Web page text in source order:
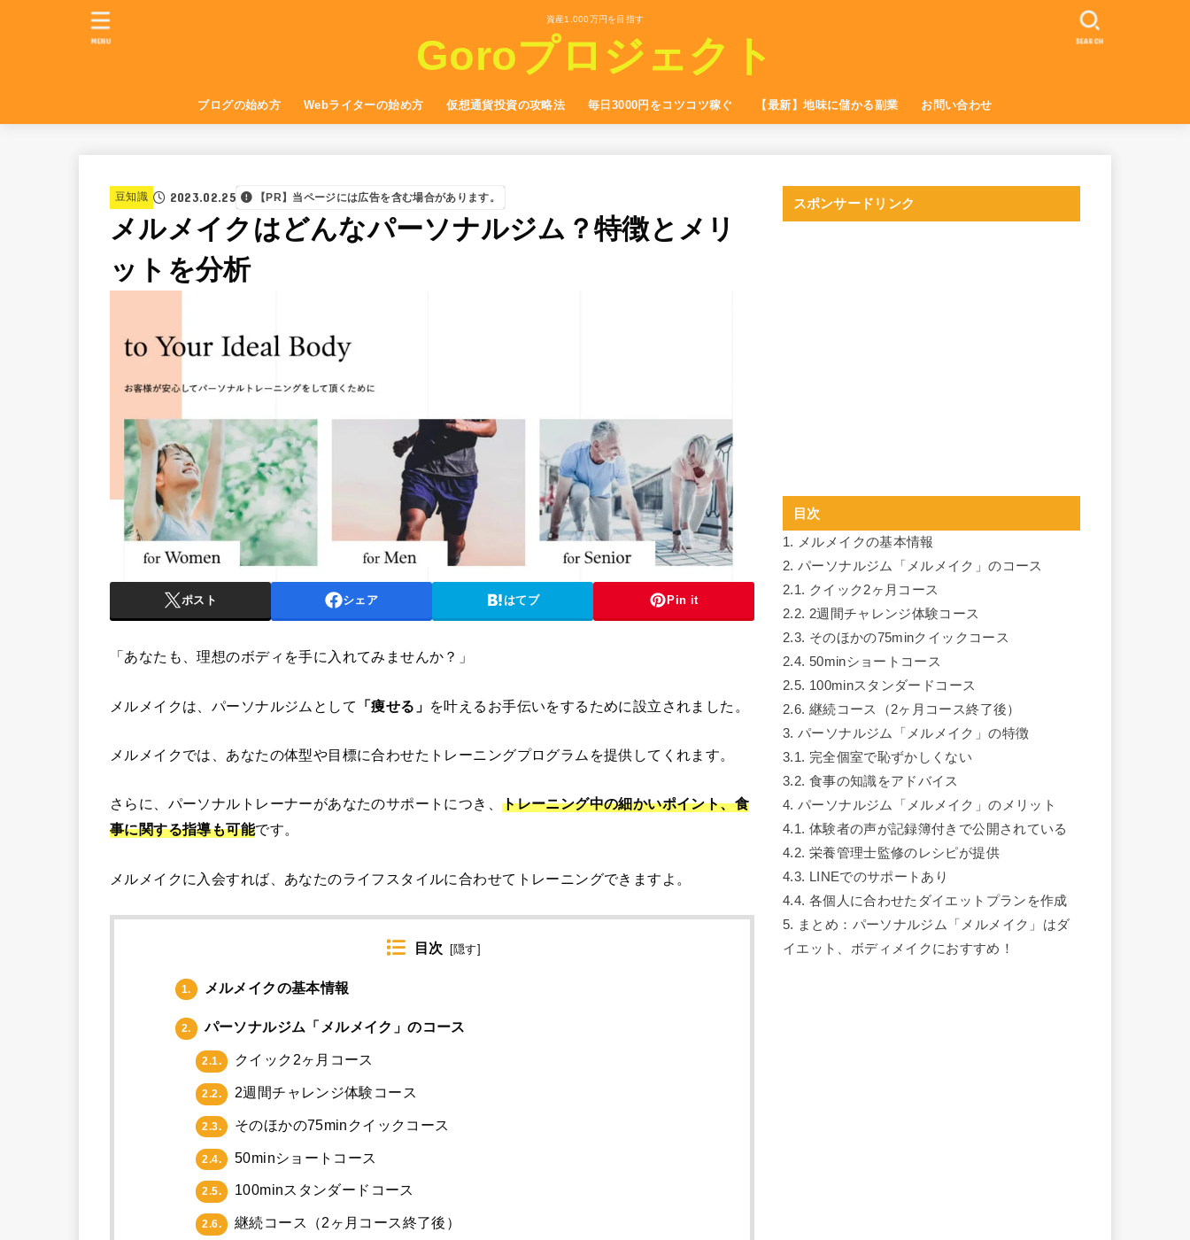
資産1,000万円を目指す
Goroプロジェクト
ブログの始め方 Webライターの始め方 仮想通貨投資の攻略法 毎日3000円をコツコツ稼ぐ 【最新】地味に儲かる副業 お問い合わせ
SEARCH
MENU
豆知識 2023.02.25 【PR】当ページには広告を含む場合があります。
メルメイクはどんなパーソナルジム？特徴とメリ
ットを分析
ポスト シェア はてブ Pin it
「あなたも、理想のボディを手に入れてみませんか？」
メルメイクは、パーソナルジムとして 「痩せる」 を叶えるお手伝いをするために設立されました。
メルメイクでは、あなたの体型や目標に合わせたトレーニングプログラムを提供してくれます。
さらに、パーソナルトレーナーがあなたのサポートにつき、トレーニング中の細かいポイント、食
事に関する指導も可能です。
メルメイクに入会すれば、あなたのライフスタイルに合わせてトレーニングできますよ。
目次 隠す
1. メルメイクの基本情報
2. パーソナルジム「メルメイク」のコース
2.1. クイック2ヶ月コース
2.2. 2週間チャレンジ体験コース
2.3. そのほかの75minクイックコース
2.4. 50minショートコース
2.5. 100minスタンダードコース
2.6. 継続コース（2ヶ月コース終了後）
スポンサードリンク
目次
1. メルメイクの基本情報
2. パーソナルジム「メルメイク」のコース
2.1. クイック2ヶ月コース
2.2. 2週間チャレンジ体験コース
2.3. そのほかの75minクイックコース
2.4. 50minショートコース
2.5. 100minスタンダードコース
2.6. 継続コース（2ヶ月コース終了後）
3. パーソナルジム「メルメイク」の特徴
3.1. 完全個室で恥ずかしくない
3.2. 食事の知識をアドバイス
4. パーソナルジム「メルメイク」のメリット
4.1. 体験者の声が記録簿付きで公開されている
4.2. 栄養管理士監修のレシピが提供
4.3. LINEでのサポートあり
4.4. 各個人に合わせたダイエットプランを作成
5. まとめ：パーソナルジム「メルメイク」はダ
イエット、ボディメイクにおすすめ！